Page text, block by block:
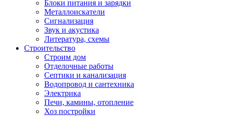
Блоки питания и зарядки
Металлоискатели
Сигнализация
Звук и акустика
Литература, схемы
Строительство
Строим дом
Отделочные работы
Септики и канализация
Водопровод и сантехника
Электрика
Печи, камины, отопление
Хоз постройки